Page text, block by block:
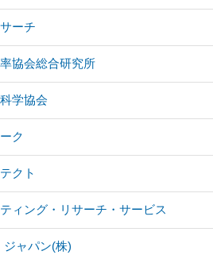
ーチ
協会総合研究所
学協会
ク
クト
ィング・リサーチ・サービス
ジャパン(株)